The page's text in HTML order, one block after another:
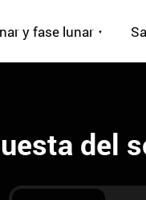
y fase lunar
del